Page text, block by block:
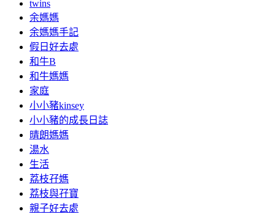
twins
余媽媽
余媽媽手記
假日好去處
和牛B
和牛媽媽
家庭
小小豬kinsey
小小豬的成長日誌
晴朗媽媽
湯水
生活
荔枝孖媽
荔枝與孖寶
親子好去處